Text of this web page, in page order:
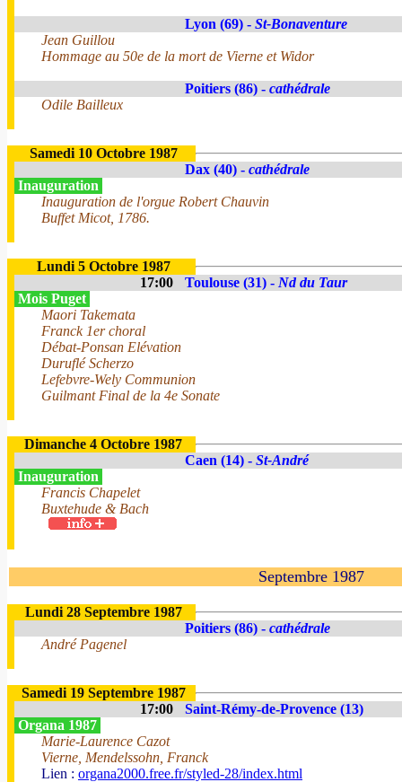
Lyon (69) - St-Bonaventure
Jean Guillou
Hommage au 50e de la mort de Vierne et Widor
Poitiers (86) - cathédrale
Odile Bailleux
Samedi 10 Octobre 1987
Dax (40) - cathédrale
Inauguration
Inauguration de l'orgue Robert Chauvin
Buffet Micot, 1786.
Lundi 5 Octobre 1987
17:00
Toulouse (31) - Nd du Taur
Mois Puget
Maori Takemata
Franck 1er choral
Débat-Ponsan Elévation
Duruflé Scherzo
Lefebvre-Wely Communion
Guilmant Final de la 4e Sonate
Dimanche 4 Octobre 1987
Caen (14) - St-André
Inauguration
Francis Chapelet
Buxtehude & Bach
Septembre 1987
Lundi 28 Septembre 1987
Poitiers (86) - cathédrale
André Pagenel
Samedi 19 Septembre 1987
17:00
Saint-Rémy-de-Provence (13)
Organa 1987
Marie-Laurence Cazot
Vierne, Mendelssohn, Franck
Lien : organa2000.free.fr/styled-28/index.html